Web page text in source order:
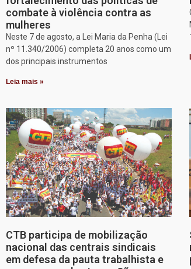
combate à violência contra as
mulheres
Neste 7 de agosto, a Lei Maria da Penha (Lei
nº 11.340/2006) completa 20 anos como um
dos principais instrumentos
Leia mais »
CTB participa de mobilização
nacional das centrais sindicais
em defesa da pauta trabalhista e